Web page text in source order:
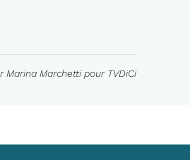
Marina Marchetti pour TVDiCi